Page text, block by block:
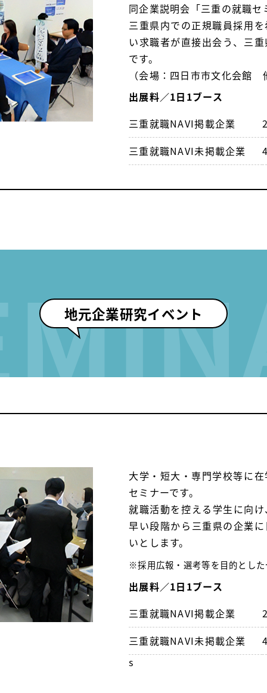
同企業説明会「三重の就職
三重県内での正規職員採用
い求職者が直接出会う、三
です。
（会場：四日市市文化会館
出展料／1日1ブース
三重就職NAVI掲載企業
三重就職NAVI未掲載企業
地元企業研究イベント
大学・短大・専門学校等に
セミナーです。
就職活動を控える学生に向
早い段階から三重県の企業
いとします。
※採用広報・選考等を目的とし
出展料／1日1ブース
三重就職NAVI掲載企業
三重就職NAVI未掲載企業
s